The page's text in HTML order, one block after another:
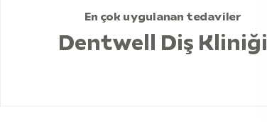
En çok uygulanan tedaviler
Dentwell Diş Kliniği